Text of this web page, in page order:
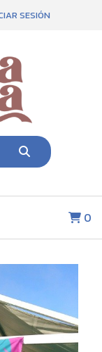
SESIÓN
0